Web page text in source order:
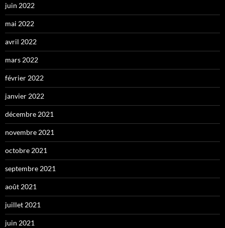
juin 2022
mai 2022
avril 2022
mars 2022
février 2022
janvier 2022
décembre 2021
novembre 2021
octobre 2021
septembre 2021
août 2021
juillet 2021
juin 2021